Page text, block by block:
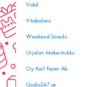
Vidal
Vitabalans
Weekend Snacks
Urjalan Makeistukku
Oy Karl Fazer Ab
Godis247.se